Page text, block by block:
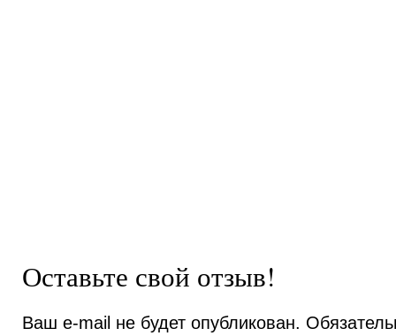
Оставьте свой отзыв!
Ваш e-mail не будет опубликован.